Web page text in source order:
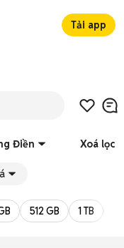
Tải app
Điền Xoá lọc
512 GB 1 TB